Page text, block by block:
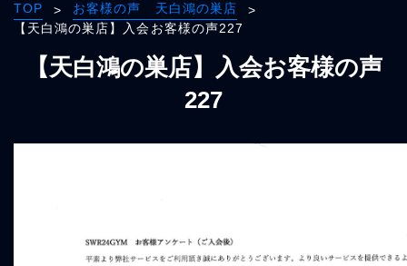
TOP > お客様の声 天白鴻の巣店
>
【天白鴻の巣店】入会お客様の声227
【天白鴻の巣店】入会お客様の声
227